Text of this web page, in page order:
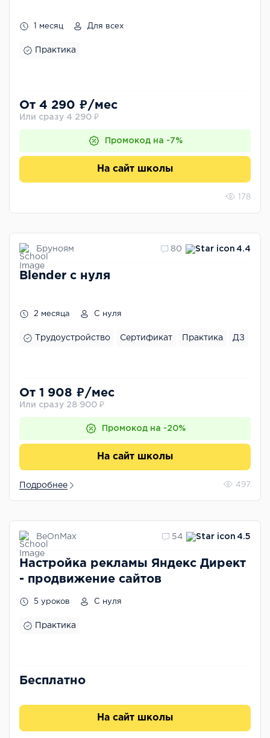
1 месяц Для всех
Практика
От 4 290 ₽/мес
Или сразу 4 290 ₽
Промокод на -7%
На сайт школы
178
Бруноям 80 4.4
Blender с нуля
2 месяца С нуля
Трудоустройство Сертификат Практика ДЗ
От 1 908 ₽/мес
Или сразу 28 900 ₽
Промокод на -20%
На сайт школы
Подробнее 497
BeOnMax 54 4.5
Настройка рекламы Яндекс Директ
- продвижение сайтов
5 уроков С нуля
Практика
Бесплатно
На сайт школы